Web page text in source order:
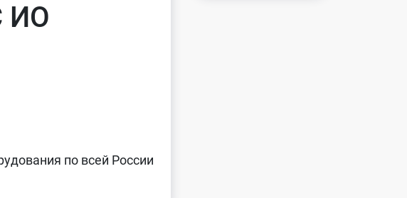
ИО
по всей России